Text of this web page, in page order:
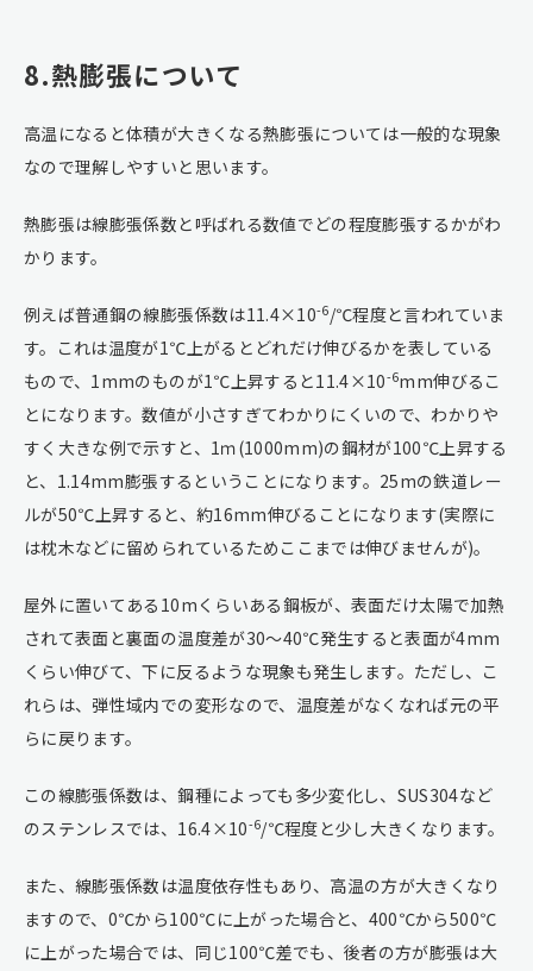
8.熱膨張について
高温になると体積が大きくなる熱膨張については一般的な現象
なので理解しやすいと思います。
熱膨張は線膨張係数と呼ばれる数値でどの程度膨張するかがわ
かります。
例えば普通鋼の線膨張係数は11.4×10-6/℃程度と言われていま
す。これは温度が1℃上がるとどれだけ伸びるかを表している
もので、1mmのものが1℃上昇すると11.4×10-6mm伸びるこ
とになります。数値が小さすぎてわかりにくいので、わかりや
すく大きな例で示すと、1ｍ(1000mm)の鋼材が100℃上昇する
と、1.14mm膨張するということになります。25mの鉄道レー
ルが50℃上昇すると、約16mm伸びることになります(実際に
は枕木などに留められているためここまでは伸びませんが)。
屋外に置いてある10mくらいある鋼板が、表面だけ太陽で加熱
されて表面と裏面の温度差が30～40℃発生すると表面が4mm
くらい伸びて、下に反るような現象も発生します。ただし、こ
れらは、弾性域内での変形なので、温度差がなくなれば元の平
らに戻ります。
この線膨張係数は、鋼種によっても多少変化し、SUS304など
のステンレスでは、16.4×10-6/℃程度と少し大きくなります。
また、線膨張係数は温度依存性もあり、高温の方が大きくなり
ますので、0℃から100℃に上がった場合と、400℃から500℃
に上がった場合では、同じ100℃差でも、後者の方が膨張は大